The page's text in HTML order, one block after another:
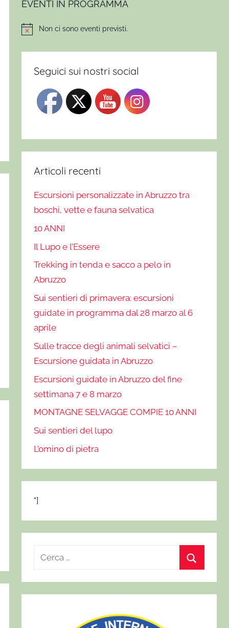
EVENTI IN PROGRAMMA
NoticeNon ci sono eventi previsti.
Seguici sui nostri social
Articoli recenti
Escursioni personalizzate in Abruzzo tra
boschi, vette e fauna selvatica
10 ANNI
Il Lupo e l’Essere
Trekking in tenda e sacco a pelo in
Abruzzo
Sui sentieri di primavera: escursioni
guidate in programma dal 28 marzo al 6
aprile
Sulle tracce degli animali selvatici –
Escursione guidata in Abruzzo
Escursioni guidate in Abruzzo del fine
settimana 7 e 8 marzo
MONTAGNE SELVAGGE COMPIE 10 ANNI
Sui sentieri del lupo
L’omino di pietra
"]
c
e